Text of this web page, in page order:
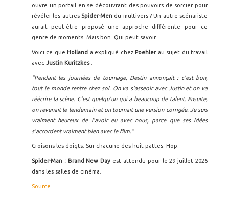
ouvre un portail en se découvrant des pouvoirs de sorcier pour
révéler les autres Spider-Men du multivers ? Un autre scénariste
aurait peut-être proposé une approche différente pour ce
genre de moments. Mais bon. Qui peut savoir.
Voici ce que Holland a expliqué chez Poehlerau sujet du travail
avec Justin Kuritzkes:
"Pendant les journées de tournage, Destin annonçait : c'est bon,
tout le monde rentre chez soi. On va s'asseoir avec Justin et on va
réécrire la scène. C'est quelqu'un qui a beaucoup de talent. Ensuite,
on revenait le lendemain et on tournait une version corrigée. Je suis
vraiment heureux de l'avoir eu avec nous, parce que ses idées
s'accordent vraiment bien avec le film."
Croisons les doigts. Sur chacune des huit pattes. Hop.
Spider-Man : Brand New Day est attendu pour le 29 juillet 2026
dans les salles de cinéma.
Source